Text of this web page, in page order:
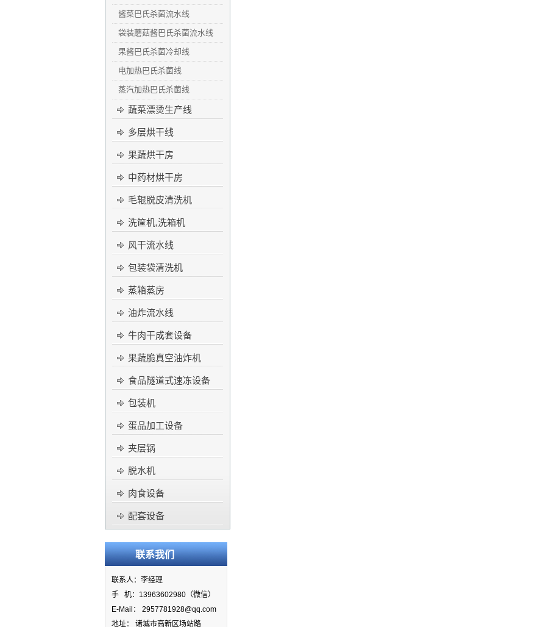
酱菜巴氏杀菌流水线
袋装蘑菇酱巴氏杀菌流水线
果酱巴氏杀菌冷却线
电加热巴氏杀菌线
蒸汽加热巴氏杀菌线
蔬菜漂烫生产线
多层烘干线
果蔬烘干房
中药材烘干房
毛辊脱皮清洗机
洗筐机,洗箱机
风干流水线
包装袋清洗机
蒸箱蒸房
油炸流水线
牛肉干成套设备
果蔬脆真空油炸机
食品隧道式速冻设备
包装机
蛋品加工设备
夹层锅
脱水机
肉食设备
配套设备
联系我们
联系人：李经理
手 机：13963602980（微信）
E-Mail： 2957781928@qq.com
地址： 诸城市高新区场站路